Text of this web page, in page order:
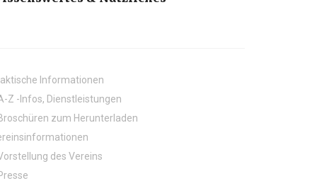
Informationen
Z -Infos, Dienstleistungen
Broschüren zum Herunterladen
des Vereins